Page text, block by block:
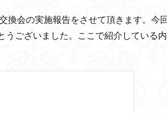
換会の実施報告をさせて頂きます。今
うございました。ここで紹介している